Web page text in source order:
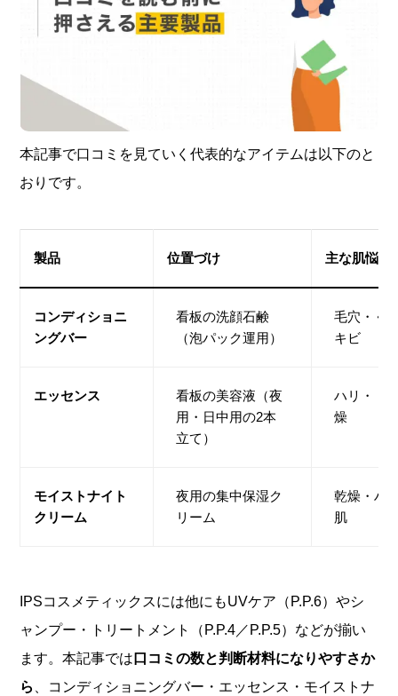
本記事で口コミを見ていく代表的なアイテムは以下のと
おりです。
製品 位置づけ 主な肌悩み
コンディショニ
ングバー
看板の洗顔石鹸
（泡パック運用）
毛穴・く
キビ
エッセンス
看板の美容液（夜
用・日中用の2本
立て）
ハリ・ト
燥
モイストナイト
クリーム
夜用の集中保湿ク
リーム
乾燥・ハ
肌
IPSコスメティックスには他にもUVケア（P.P.6）やシ
ャンプー・トリートメント（P.P.4／P.P.5）などが揃い
ます。本記事では 口コミの数と判断材料になりやすさか
ら
、コンディショニングバー・エッセンス・モイストナ